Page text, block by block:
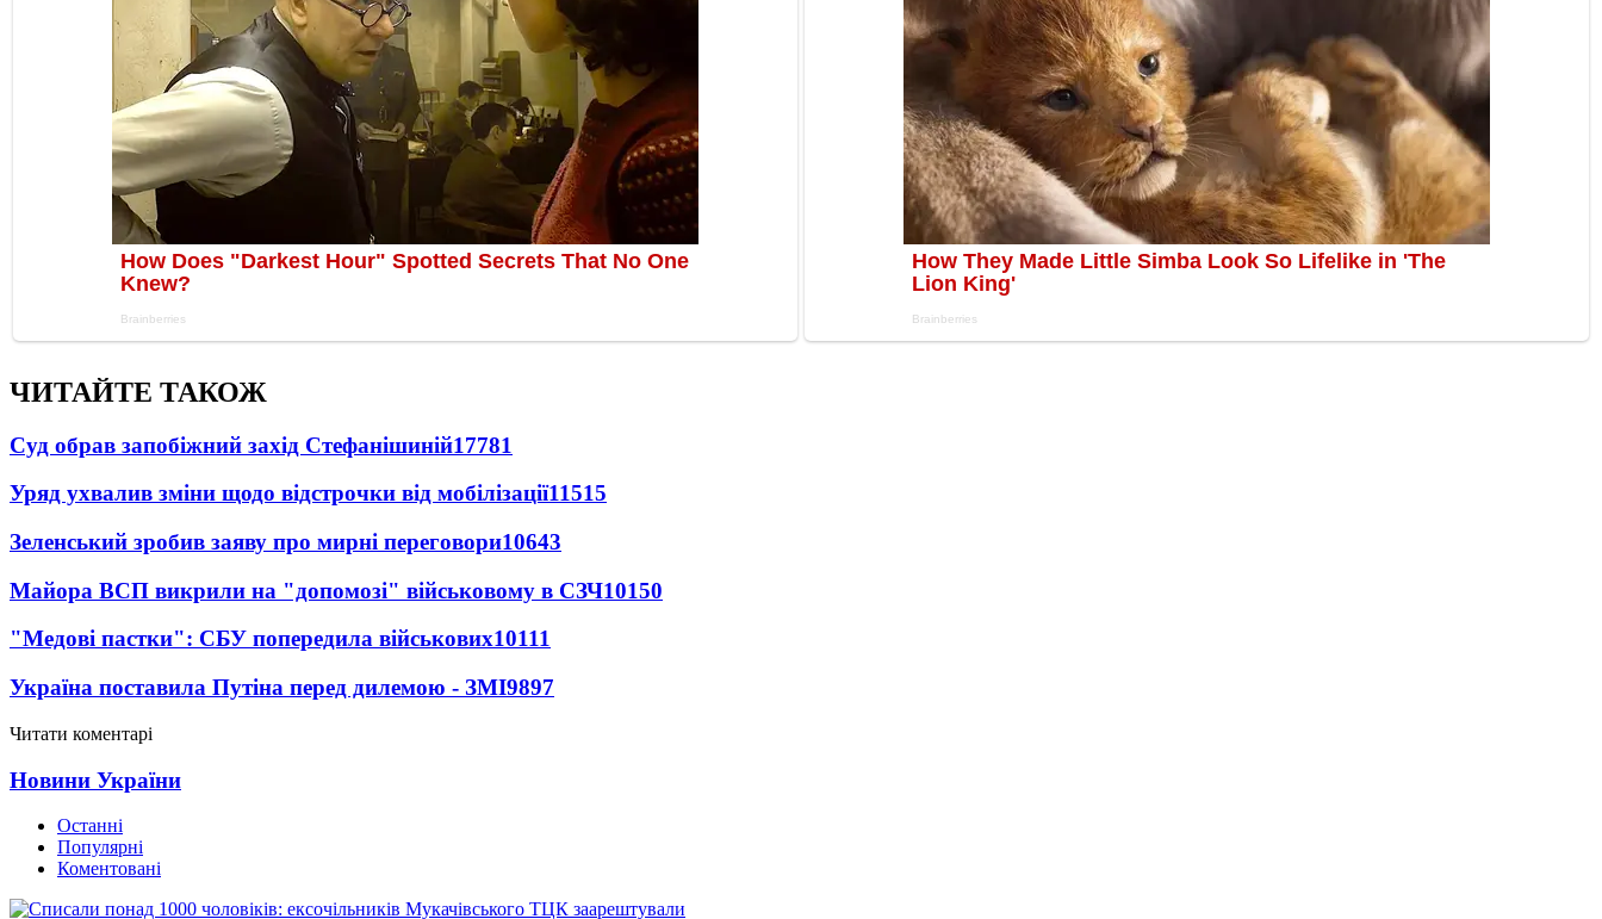
ЧИТАЙТЕ ТАКОЖ
Суд обрав запобіжний захід Стефанішиній17781
Уряд ухвалив зміни щодо відстрочки від мобілізації11515
Зеленський зробив заяву про мирні переговори10643
Майора ВСП викрили на "допомозі" військовому в СЗЧ10150
"Медові пастки": СБУ попередила військових10111
Україна поставила Путіна перед дилемою - ЗМІ9897
Читати коментарі
Новини України
Останні
Популярні
Коментовані